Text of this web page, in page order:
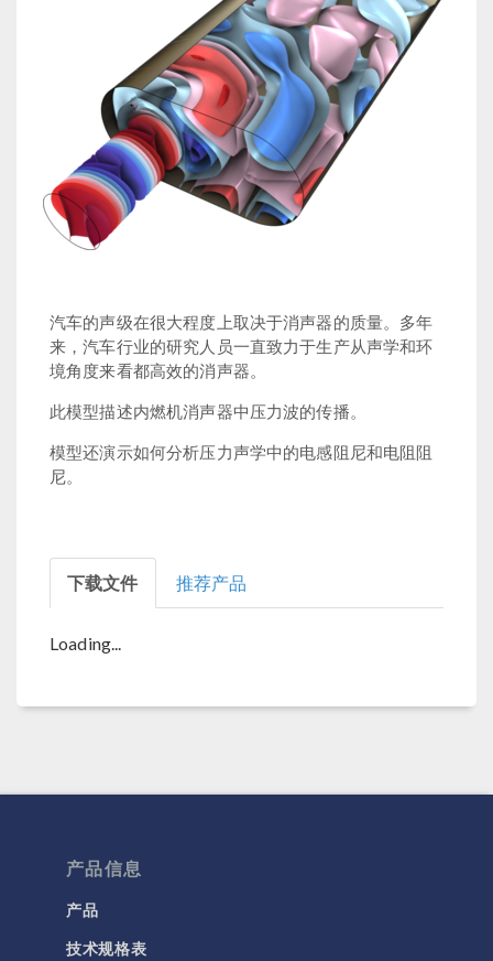
汽车的声级在很大程度上取决于消声器的质量。多年
来，汽车行业的研究人员一直致力于生产从声学和环
境角度来看都高效的消声器。
此模型描述内燃机消声器中压力波的传播。
模型还演示如何分析压力声学中的电感阻尼和电阻阻
尼。
下载文件 推荐产品
Loading...
产品信息
产品
技术规格表